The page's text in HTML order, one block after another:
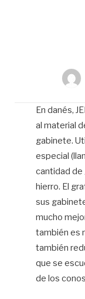
En danés,
al material
gabinete.
especial
cantidad de
hierro. El
sus
mucho
también es
también
que se
de los